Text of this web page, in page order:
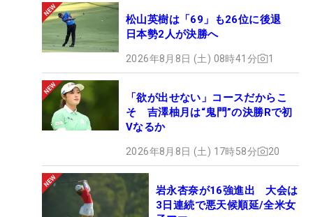
松山英樹は「69」も26位に後退
日本勢2人が決勝へ
2026年8月8日 (土) 08時41分 1
「欲が出せない」コースだからこ
そ 吉澤柚月は“鬼門”の決勝Rで初
Vなるか
2026年8月8日 (土) 17時58分 20
岩永杏奈が16強進出 大会は
3日連続で悪天候順延/全米女